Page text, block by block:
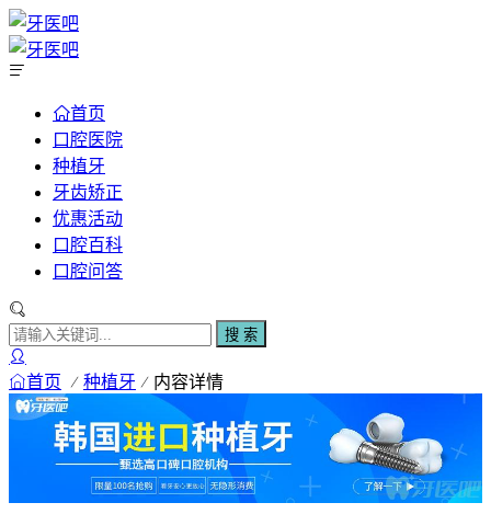
首页
口腔医院
种植牙
牙齿矫正
优惠活动
口腔百科
口腔问答
搜 索
首页 种植牙 内容详情